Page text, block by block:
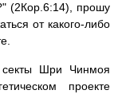
(2Кор.6:14), прошу
от какого-либо
секты Шри Чинмоя
проекте